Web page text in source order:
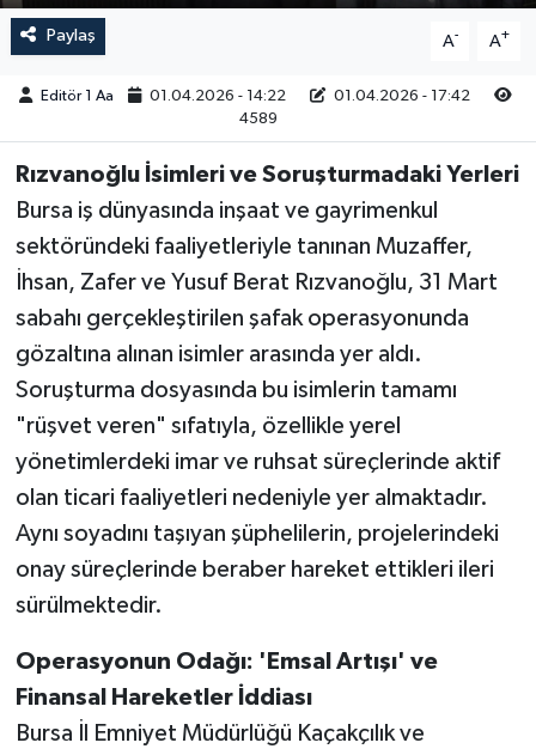
Paylaş A- A+
Editör 1 Aa 01.04.2026 - 14:22
01.04.2026 - 17:42
4589
Rızvanoğlu İsimleri ve Soruşturmadaki Yerleri
Bursa iş dünyasında inşaat ve gayrimenkul
sektöründeki faaliyetleriyle tanınan Muzaffer,
İhsan, Zafer ve Yusuf Berat Rızvanoğlu, 31 Mart
sabahı gerçekleştirilen şafak operasyonunda
gözaltına alınan isimler arasında yer aldı.
Soruşturma dosyasında bu isimlerin tamamı
"rüşvet veren" sıfatıyla, özellikle yerel
yönetimlerdeki imar ve ruhsat süreçlerinde aktif
olan ticari faaliyetleri nedeniyle yer almaktadır.
Aynı soyadını taşıyan şüphelilerin, projelerindeki
onay süreçlerinde beraber hareket ettikleri ileri
sürülmektedir.
Operasyonun Odağı: 'Emsal Artışı' ve
Finansal Hareketler İddiası
Bursa İl Emniyet Müdürlüğü Kaçakçılık ve